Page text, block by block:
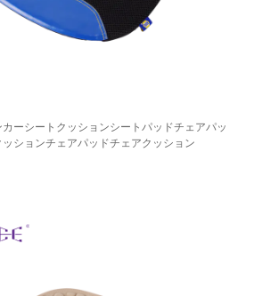
ーシートクッションシートパッドチェアパッ
ッションチェアパッドチェアクッション